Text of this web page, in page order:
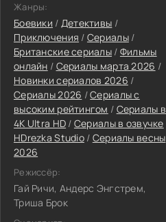
Жанры:
Боевики / Детективы /
Приключения / Сериалы/
Британские сериалы / Фильмы
онлайн / Сериалы марта 2026 /
Новинки сериалов 2026 /
Сериалы 2026 /Сериалы с
высоким рейтингом / Сериалы в
4K Ultra HD / Сериалы в озвучке
HDrezka Studio/ Сериалы весны
2026
Режиссёр:
Гай Ричи, Андерс Энгстрем,
Триша Брок